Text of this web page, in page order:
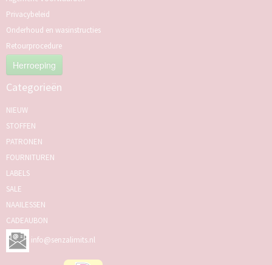
Privacybeleid
Onderhoud en wasinstructies
Retourprocedure
Herroeping
Categorieën
NIEUW
STOFFEN
PATRONEN
FOURNITUREN
LABELS
SALE
NAAILESSEN
CADEAUBON
info@senzalimits.nl